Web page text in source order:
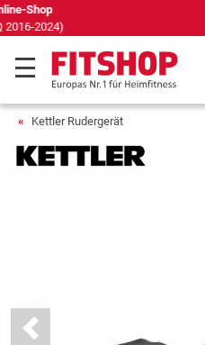
Seit 42 Jahren Ihr
Kettler Rudergerät
Previous